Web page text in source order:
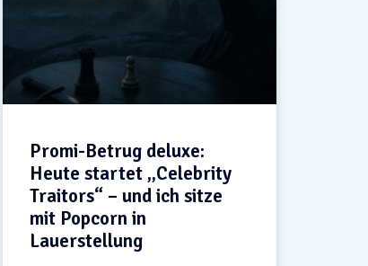
Promi-Betrug deluxe:
Heute startet „Celebrity
Traitors“ – und ich sitze
mit Popcorn in
Lauerstellung